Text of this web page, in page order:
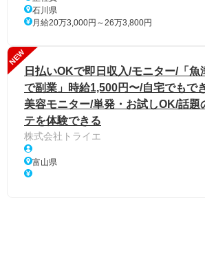
石川県
月給20万3,000円～26万3,800円
NEW
日払いOKで即日収入/モニター/「魚
で副業」時給1,500円〜/自宅でもで
美容モニター/単発・お試しOK/話題
テを体験できる
株式会社トライエ
富山県